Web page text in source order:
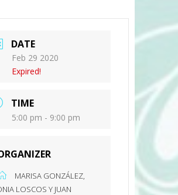
DATE
Feb 29 2020
Expired!
TIME
5:00 pm - 9:00 pm
MARISA GONZÁLEZ,
LOSCOS Y JUAN